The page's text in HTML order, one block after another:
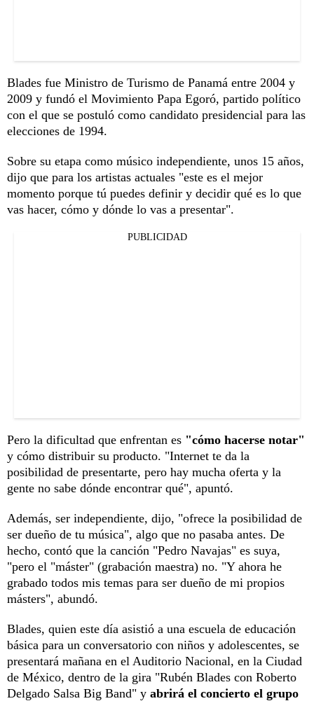
Blades fue Ministro de Turismo de Panamá entre 2004 y
2009 y fundó el Movimiento Papa Egoró, partido político
con el que se postuló como candidato presidencial para las
elecciones de 1994.
Sobre su etapa como músico independiente, unos 15 años,
dijo que para los artistas actuales "este es el mejor
momento porque tú puedes definir y decidir qué es lo que
vas hacer, cómo y dónde lo vas a presentar".
PUBLICIDAD
Pero la dificultad que enfrentan es "cómo hacerse notar"
y cómo distribuir su producto. "Internet te da la
posibilidad de presentarte, pero hay mucha oferta y la
gente no sabe dónde encontrar qué", apuntó.
Además, ser independiente, dijo, "ofrece la posibilidad de
ser dueño de tu música", algo que no pasaba antes. De
hecho, contó que la canción "Pedro Navajas" es suya,
"pero el "máster" (grabación maestra) no. "Y ahora he
grabado todos mis temas para ser dueño de mi propios
másters", abundó.
Blades, quien este día asistió a una escuela de educación
básica para un conversatorio con niños y adolescentes, se
presentará mañana en el Auditorio Nacional, en la Ciudad
de México, dentro de la gira "Rubén Blades con Roberto
Delgado Salsa Big Band" y abrirá el concierto el grupo